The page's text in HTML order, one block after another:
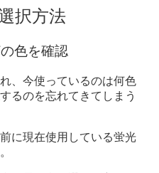
択方法
色を確認
、今使っているのは何色
るのを忘れてきてしまう
に現在使用している蛍光